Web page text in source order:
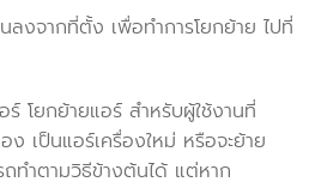
ลงจากที่ตั้ง เพื่อทำการโยกย้าย ไปที่
โยกย้ายแอร์ สำหรับผู้ใช้งานที่
เป็นแอร์เครื่องใหม่ หรือจะย้าย
ทำตามวิธีข้างต้นได้ แต่หาก